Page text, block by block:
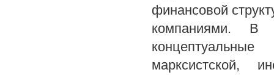
финансовой
компаниями. В
марксистской,